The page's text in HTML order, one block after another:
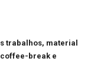
trabalhos, material
break e